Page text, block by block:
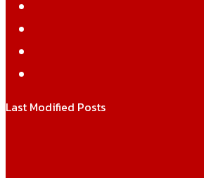
Last Modified Posts